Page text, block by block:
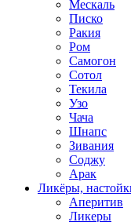
Мескаль
Писко
Ракия
Ром
Самогон
Сотол
Текила
Узо
Чача
Шнапс
Зивания
Соджу
Арак
Ликёры,
Аперитив
Ликеры